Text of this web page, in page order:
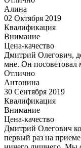
Алина
02 Октября 2019
Квалификация
Внимание
Цена-качество
Дмитрий Олегович,
мне. Он посоветовал
Отлично
Антонина
30 Сентября 2019
Квалификация
Внимание
Цена-качество
Дмитрий Олегович
первый раз на